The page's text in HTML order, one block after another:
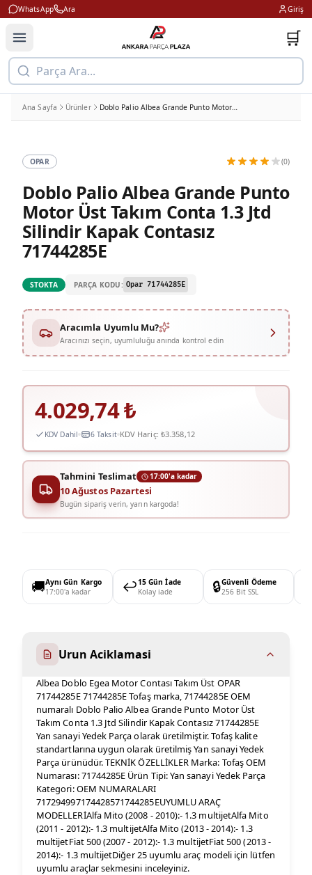
WhatsApp Ara Giriş
🛒
Parça Ara...
Ana Sayfa Ürünler Doblo Palio Albea Grande Punto Motor Üst Takım Conta 1.3 Jtd Silindir Kapak Contasız 71744285E
OPAR (0)
Doblo Palio Albea Grande Punto
Motor Üst Takım Conta 1.3 Jtd
Silindir Kapak Contasız
71744285E
STOKTA PARÇA KODU: Opar 71744285E
Aracımla Uyumlu Mu?
Aracınızı seçin, uyumluluğu anında kontrol edin
4.029,74₺
KDV Dahil 6 Taksit KDV Hariç: ₺3.358,12
Tahmini Teslimat 17:00'a kadar
10 Ağustos Pazartesi
Bugün sipariş verin, yarın kargoda!
🚚Aynı Gün Kargo
17:00'a kadar
↩️15 Gün İade
Kolay iade
🔒Güvenli Ödeme
256 Bit SSL
Urun Aciklamasi
Albea Doblo Egea Motor Contası Takım Üst OPAR
71744285E 71744285E Tofaş marka, 71744285E OEM
numaralı Doblo Palio Albea Grande Punto Motor Üst
Takım Conta 1.3 Jtd Silindir Kapak Contasız 71744285E
Yan sanayi Yedek Parça olarak üretilmiştir. Tofaş kalite
standartlarına uygun olarak üretilmiş Yan sanayi Yedek
Parça ürünüdür. TEKNİK ÖZELLİKLER Marka: Tofaş OEM
Numarası: 71744285E Ürün Tipi: Yan sanayi Yedek Parça
Kategori: OEM NUMARALARI
717294997174428571744285EUYUMLU ARAÇ
MODELLERİAlfa Mito (2008 - 2010):- 1.3 multijetAlfa Mito
(2011 - 2012):- 1.3 multijetAlfa Mito (2013 - 2014):- 1.3
multijetFiat 500 (2007 - 2012):- 1.3 multijetFiat 500 (2013 -
2014):- 1.3 multijetDiğer 25 uyumlu araç modeli için lütfen
uyumlu araçlar sekmesini inceleyiniz.